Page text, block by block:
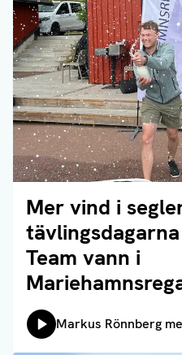
Mer vind i
Team vann i
Läs artikel
Lyssna på:
Markus Rönnberg